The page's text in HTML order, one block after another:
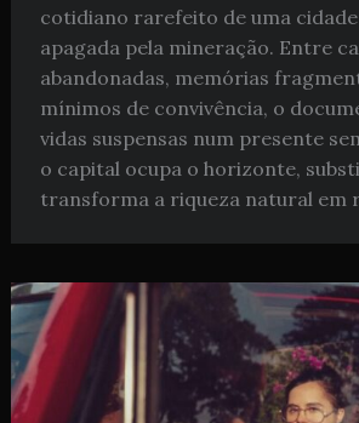
cotidiano rarefeito de uma
apagada pela mineração. Entre
abandonadas, memórias
mínimos de convivência, o
vidas suspensas num presente
o capital ocupa o horizonte,
transforma a riqueza natural em